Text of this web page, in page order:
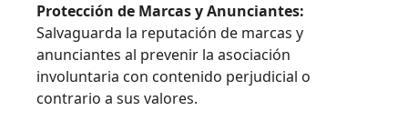
Protección de Marcas y Anunciantes:
Salvaguarda la reputación de marcas y
anunciantes al prevenir la asociación
involuntaria con contenido perjudicial o
contrario a sus valores.